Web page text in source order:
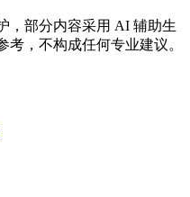
，部分内容采用 AI 辅助生
考，不构成任何专业建议。